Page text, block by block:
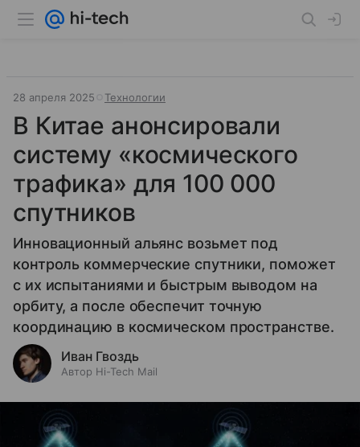
28 апреля 2025 Технологии
В Китае анонсировали
систему «космического
трафика» для 100 000
спутников
Инновационный альянс возьмет под
контроль коммерческие спутники, поможет
с их испытаниями и быстрым выводом на
орбиту, а после обеспечит точную
координацию в космическом пространстве.
Иван Гвоздь
Автор Hi-Tech Mail